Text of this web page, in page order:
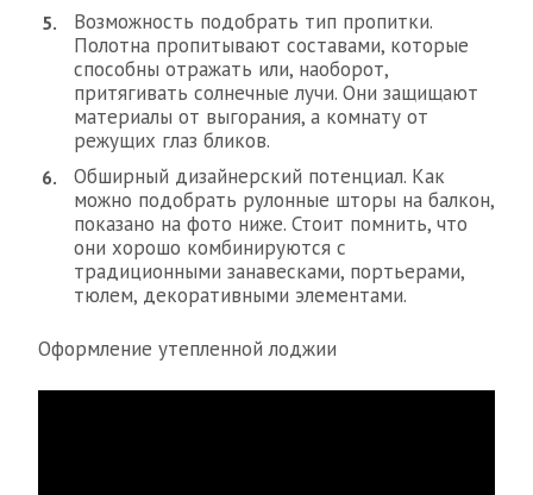
Возможность подобрать тип пропитки.
Полотна пропитывают составами, которые
способны отражать или, наоборот,
притягивать солнечные лучи. Они защищают
материалы от выгорания, а комнату от
режущих глаз бликов.
Обширный дизайнерский потенциал. Как
можно подобрать рулонные шторы на балкон,
показано на фото ниже. Стоит помнить, что
они хорошо комбинируются с
традиционными занавесками, портьерами,
тюлем, декоративными элементами.
Оформление утепленной лоджии